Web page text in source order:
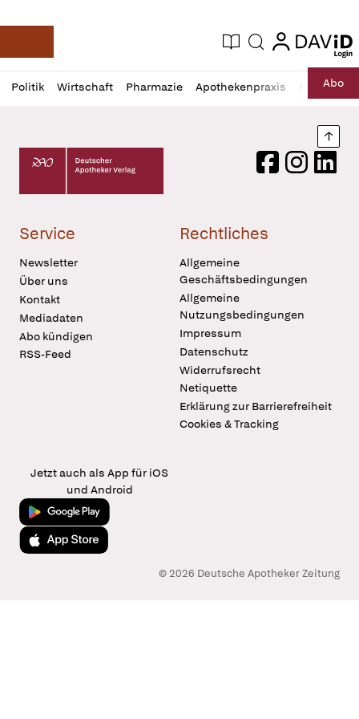
Deutsche Apotheker Zeitung
Aktuelle Ausgabe
Suche login
login
Politik Wirtschaft Pharmazie Apothekenpraxis RechtAbo
Profil
öffnen
Daz
Pur
Deutscher Apotheker Verlag Logo
FacebookInstagram
Service
Newsletter
Über uns
Kontakt
Mediadaten
Abo kündigen
RSS-Feed
Rechtliches
Allgemeine
Geschäftsbedingungen
Allgemeine
Nutzungsbedingungen
Impressum
Datenschutz
Widerrufsrecht
Netiquette
Erklärung zur Barrierefreiheit
Cookies & Tracking
Jetzt auch als App für iOS
und Android
Jetzt bei Google Play
Laden im App Store
© 2026 Deutsche Apotheker Zeitung